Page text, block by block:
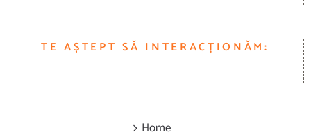
TE AȘTEPT SĂ INTERACȚIONĂM:
Home